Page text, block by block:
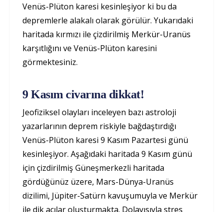
Venüs-Plüton karesi kesinleşiyor ki bu da
depremlerle alakalı olarak görülür. Yukarıdaki
haritada kırmızı ile çizdirilmiş Merkür-Uranüs
karşıtlığını ve Venüs-Plüton karesini
görmektesiniz.
9 Kasım civarına dikkat!
Jeofiziksel olayları inceleyen bazı astroloji
yazarlarının deprem riskiyle bağdaştırdığı
Venüs-Plüton karesi 9 Kasım Pazartesi günü
kesinleşiyor. Aşağıdaki haritada 9 Kasım günü
için çizdirilmiş Güneşmerkezli haritada
gördüğünüz üzere, Mars-Dünya-Uranüs
dizilimi, Jüpiter-Satürn kavuşumuyla ve Merkür
ile dik açılar oluşturmakta. Dolayısıyla stres